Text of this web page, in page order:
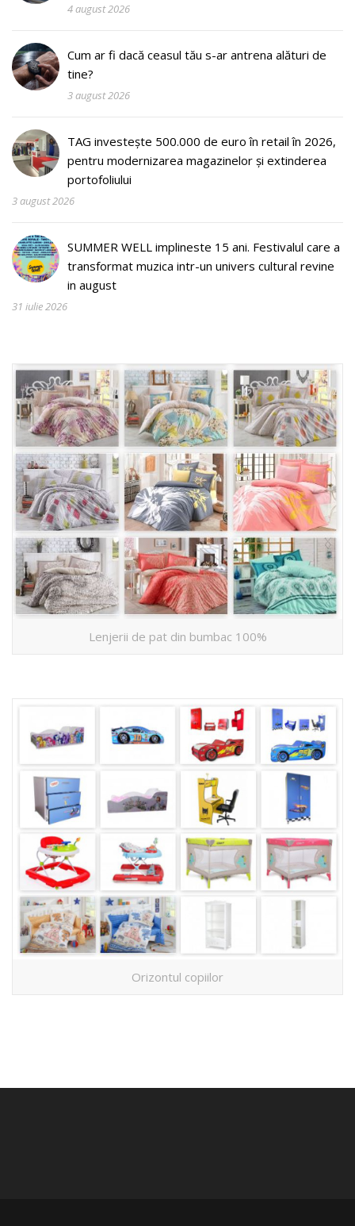
4 august 2026
Cum ar fi dacă ceasul tău s-ar antrena alături de
tine?
3 august 2026
TAG investește 500.000 de euro în retail în 2026,
pentru modernizarea magazinelor și extinderea
portofoliului
3 august 2026
SUMMER WELL implineste 15 ani. Festivalul care a
transformat muzica intr-un univers cultural revine
in august
31 iulie 2026
Lenjerii de pat din bumbac 100%
Orizontul copiilor